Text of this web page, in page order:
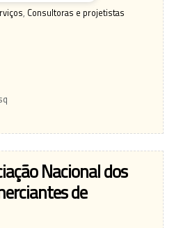
, Consultoras e projetistas
Nacional dos
de